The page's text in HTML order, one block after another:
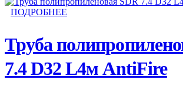
ПОДРОБНЕЕ
Труба
7.4 D32 L4м AntiFire